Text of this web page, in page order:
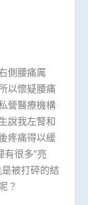
側腰痛厲
以懷疑腰痛
營醫療機構
說我左腎和
疼痛得以緩
很多“亮
被打碎的結
？